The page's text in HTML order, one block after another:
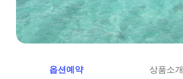
옵션예약 상품소개